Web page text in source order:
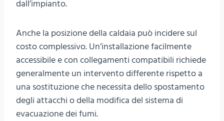
dall’impianto.
Anche la posizione della caldaia può incidere sul
costo complessivo. Un’installazione facilmente
accessibile e con collegamenti compatibili richiede
generalmente un intervento differente rispetto a
una sostituzione che necessita dello spostamento
degli attacchi o della modifica del sistema di
evacuazione dei fumi.